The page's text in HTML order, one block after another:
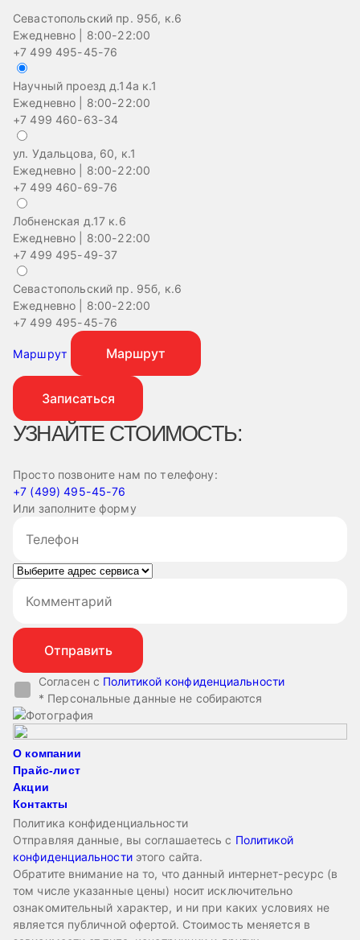
Севастопольский пр. 95б, к.6
Ежедневно | 8:00-22:00
+7 499 495-45-76
Научный проезд д.14а к.1
Ежедневно | 8:00-22:00
+7 499 460-63-34
ул. Удальцова, 60, к.1
Ежедневно | 8:00-22:00
+7 499 460-69-76
Лобненская д.17 к.6
Ежедневно | 8:00-22:00
+7 499 495-49-37
Севастопольский пр. 95б, к.6
Ежедневно | 8:00-22:00
+7 499 495-45-76
Маршрут Маршрут
Записаться
УЗНАЙТЕ СТОИМОСТЬ:
Просто позвоните нам по телефону:
+7 (499) 495-45-76
Или заполните форму
Согласен с Политикой конфиденциальности
* Персональные данные не собираются
О компании
Прайс-лист
Акции
Контакты
Политика конфиденциальности
Отправляя данные, вы соглашаетесь с Политикой
конфиденциальностиэтого сайта.
Обратите внимание на то, что данный интернет-ресурс (в
том числе указанные цены) носит исключительно
ознакомительный характер, и ни при каких условиях не
является публичной офертой. Стоимость меняется в